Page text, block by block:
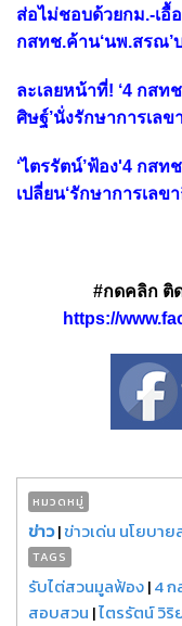
ส่อไม่ชอบด้วยกม.-เอื้
กสทช.ค้าน‘นพ.สรณ’บ
ละเลยหน้าที่! ‘4 กสท
ศิษฐ์’นั่งรักษาการเลข
‘ไตรรัตน์’ฟ้อง'4 กส
เปลี่ยน‘รักษาการเลข
#กดคลิก ติ
https://
หมวดหมู่
ข่าว|ข่าวเด่น นโยบา
TAGS
รับไต่สวนมูลฟ้อง|4
สอบสวน |ไตรรัตน์ วิริ